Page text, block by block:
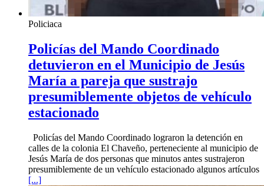
Policiaca
Policías del Mando Coordinado
detuvieron en el Municipio de Jesús
María a pareja que sustrajo
presumiblemente objetos de vehículo
estacionado
Policías del Mando Coordinado lograron la detención en
calles de la colonia El Chaveño, perteneciente al municipio de
Jesús María de dos personas que minutos antes sustrajeron
presumiblemente de un vehículo estacionado algunos artículos
[...]